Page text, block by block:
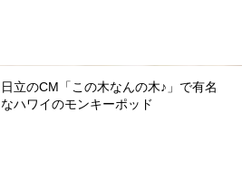
日立のCM「この木なんの木♪」で有名
なハワイのモンキーポッド